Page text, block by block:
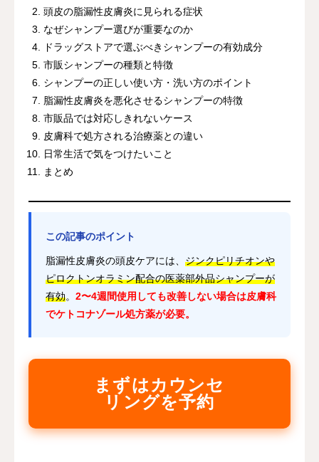
頭皮の脂漏性皮膚炎に見られる症状
なぜシャンプー選びが重要なのか
ドラッグストアで選ぶべきシャンプーの有効成分
市販シャンプーの種類と特徴
シャンプーの正しい使い方・洗い方のポイント
脂漏性皮膚炎を悪化させるシャンプーの特徴
市販品では対応しきれないケース
皮膚科で処方される治療薬との違い
日常生活で気をつけたいこと
まとめ
この記事のポイント
脂漏性皮膚炎の頭皮ケアには、 ジンクピリチオンや
ピロクトンオラミン配合の医薬部外品シャンプーが
有効。 2〜4週間使用しても改善しない場合は皮膚科
でケトコナゾール処方薬が必要。
まずはカウンセ
リングを予約